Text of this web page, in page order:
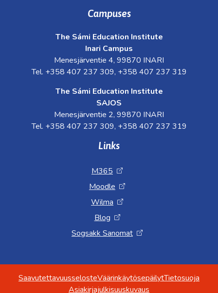
Campuses
The Sámi Education Institute
Inari Campus
Menesjärventie 4, 99870 INARI
Tel. +358 407 237 309, +358 407 237 319
The Sámi Education Institute
SAJOS
Menesjärventie 2, 99870 INARI
Tel. +358 407 237 309, +358 407 237 319
Links
M365
Moodle
Wilma
Blog
Sogsakk Sanomat
SaavutettavuusselosteVäärinkäytösepäilytTietosuoja
Asiakirjajulkisuuskuvaus